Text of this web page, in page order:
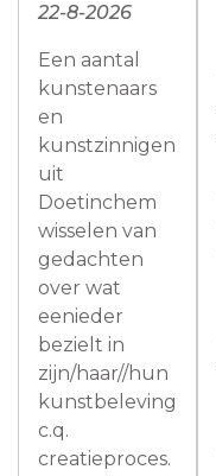
22-8-2026
Een aantal
kunstenaars
en
kunstzinnigen
uit
Doetinchem
wisselen van
gedachten
over wat
eenieder
bezielt in
zijn/haar//hun
kunstbeleving
c.q.
creatieproces.